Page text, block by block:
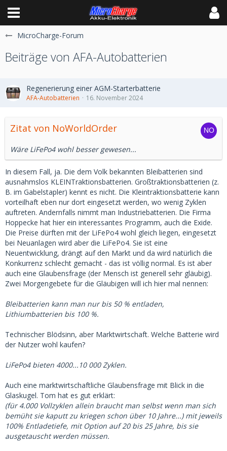
MicroCharge-Forum
Beiträge von AFA-Autobatterien
Regenerierung einer AGM-Starterbatterie
AFA-Autobatterien 16. November 2024
Zitat von NoWorldOrder
Wäre LiFePo4 wohl besser gewesen...
In diesem Fall, ja. Die dem Volk bekannten Bleibatterien sind
ausnahmslos KLEINTraktionsbatterien. Großtraktionsbatterien (z.
B. im Gabelstapler) kennt es nicht. Die Kleintraktionsbatterie kann
vorteilhaft eben nur dort eingesetzt werden, wo wenig Zyklen
auftreten. Andernfalls nimmt man Industriebatterien. Die Firma
Hoppecke hat hier ein interessantes Programm, auch die Exide.
Die Preise dürften mit der LiFePo4 wohl gleich liegen, eingesetzt
bei Neuanlagen wird aber die LiFePo4. Sie ist eine
Neuentwicklung, drängt auf den Markt und da wird natürlich die
Konkurrenz schlecht gemacht - das ist völlig normal. Es ist aber
auch eine Glaubensfrage (der Mensch ist generell sehr gläubig).
Zwei Morgengebete für die Gläubigen will ich hier mal nennen:
Bleibatterien kann man nur bis 50 % entladen,
Lithiumbatterien bis 100 %.
Technischer Blödsinn, aber Marktwirtschaft. Welche Batterie wird
der Nutzer wohl kaufen?
LiFePo4 bieten 4000...10 000 Zyklen.
Auch eine marktwirtschaftliche Glaubensfrage mit Blick in die
Glaskugel. Tom hat es gut erklärt:
(für 4.000 Vollzyklen allein braucht man selbst wenn man sich
bemüht sie kaputt zu kriegen schon über 10 Jahre...) mit jeweils
100% Entladetiefe, mit Option auf 20 bis 25 Jahre, bis sie
ausgetauscht werden müssen.